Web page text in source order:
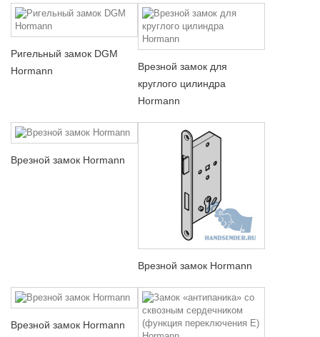
Ригельный замок DGM
Hormann
Врезной замок для
круглого цилиндра
Hormann
Врезной замок Hormann
Врезной замок Hormann
Врезной замок Hormann